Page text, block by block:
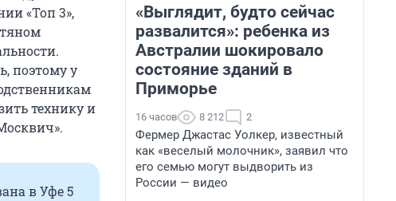
«Топ 3»,
поэтому у
технику и
в Уфе 5
«Выглядит, будто сейчас
развалится»: ребенка из
Австралии шокировало
состояние зданий в
Приморье
16 часов 8 212 2
Фермер Джастас Уолкер, известный
как «веселый молочник», заявил что
его семью могут выдворить из
России — видео